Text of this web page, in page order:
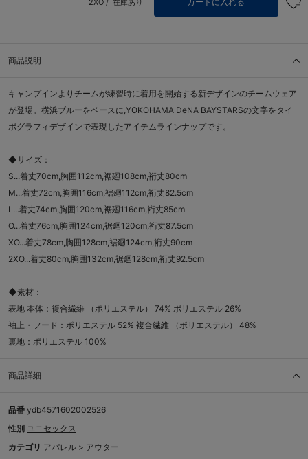
商品説明
キャンプインよりチームが練習時に着用を開始する新デザインのチームウェア
が登場。横浜ブルーをベースに,YOKOHAMA DeNA BAYSTARSの文字をタイ
ポグラフィデザインで表現したアイテムラインナップです。
◆サイズ：
S...着丈70cm,胸囲112cm,裾廻108cm,裄丈80cm
M...着丈72cm,胸囲116cm,裾廻112cm,裄丈82.5cm
L...着丈74cm,胸囲120cm,裾廻116cm,裄丈85cm
O...着丈76cm,胸囲124cm,裾廻120cm,裄丈87.5cm
XO...着丈78cm,胸囲128cm,裾廻124cm,裄丈90cm
2XO...着丈80cm,胸囲132cm,裾廻128cm,裄丈92.5cm
◆素材：
表地 本体：複合繊維 （ポリエステル） 74% ポリエステル 26%
袖上・フード：ポリエステル 52% 複合繊維 （ポリエステル） 48%
裏地：ポリエステル 100%
商品詳細
品番 ydb4571602002526
性別 ユニセックス
カテゴリ アパレル > アウター